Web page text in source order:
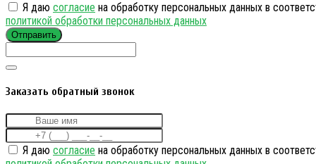
Я даю согласие на обработку персональных данных в
политикой обработки персональных данных
Отправить
Заказать обратный звонок
Я даю согласие на обработку персональных данных в